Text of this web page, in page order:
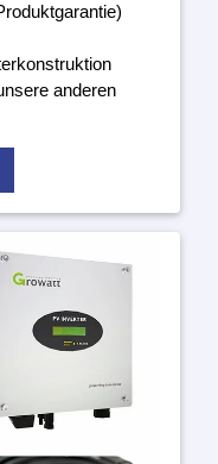
anderen